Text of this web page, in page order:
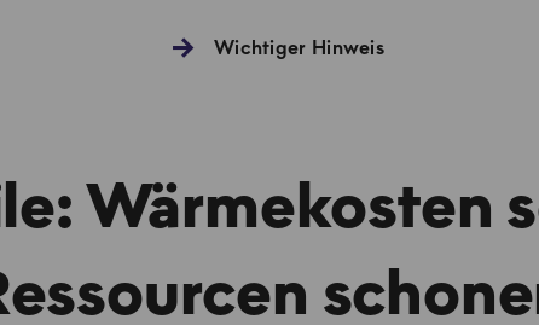
Wichtig
dieser Informationen kann eine qualifizierte
wie viel Wärme ein Gebäude an sehr
Wichtiger Hinweis
Wärmekosten